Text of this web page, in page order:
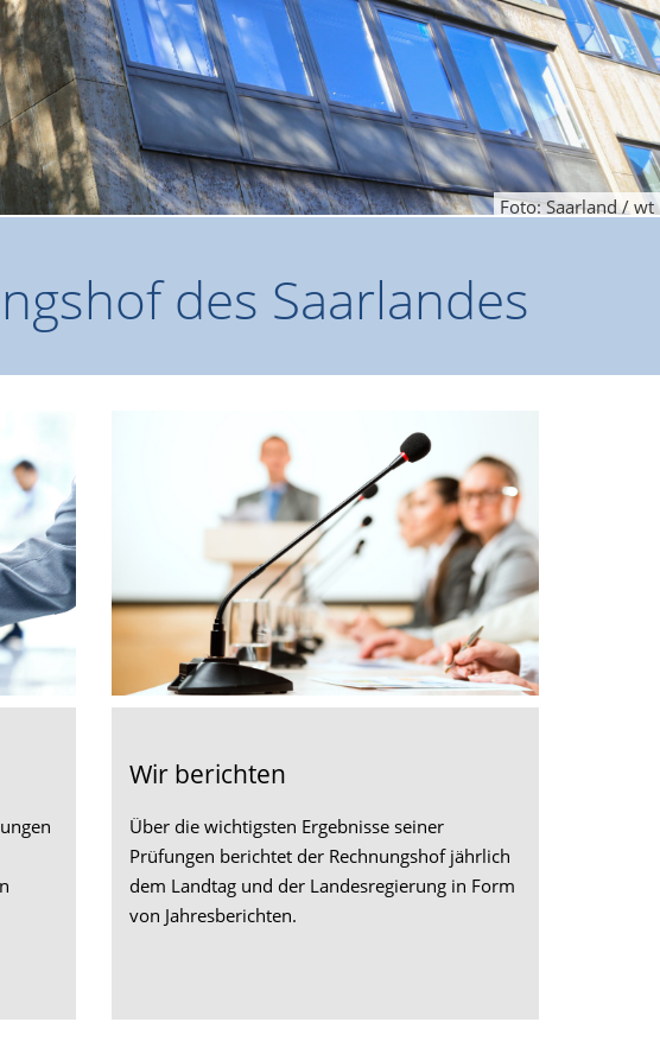
Foto: Saarland / wt
des Saarlandes
Wir berichten
Über die wichtigsten Ergebnisse seiner
Prüfungen berichtet der Rechnungshof jährlich
dem Landtag und der Landesregierung in Form
von Jahresberichten.